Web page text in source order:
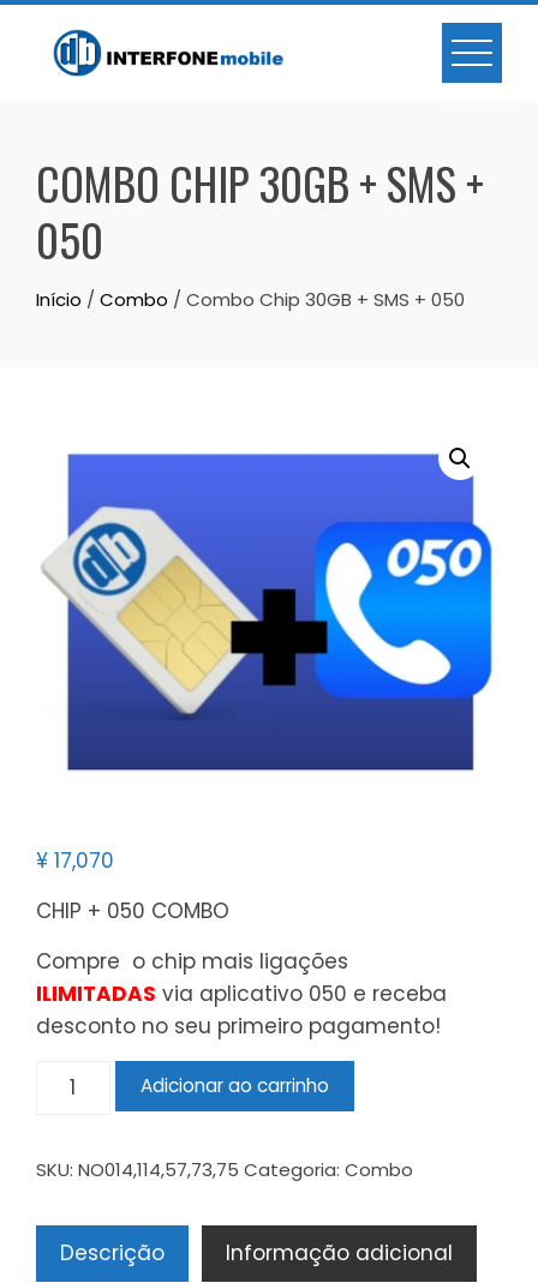
COMBO CHIP 30GB + SMS +
050
Início / Combo / Combo Chip 30GB + SMS + 050
¥ 17,070
CHIP + 050 COMBO
Compre o chip mais ligações
ILIMITADAS via aplicativo 050 e receba
desconto no seu primeiro pagamento!
Adicionar ao carrinho
SKU: NO014,114,57,73,75 Categoria: Combo
Descrição Informação adicional